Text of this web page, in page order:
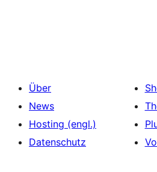
Über
News
Hosting (engl.)
Datenschutz